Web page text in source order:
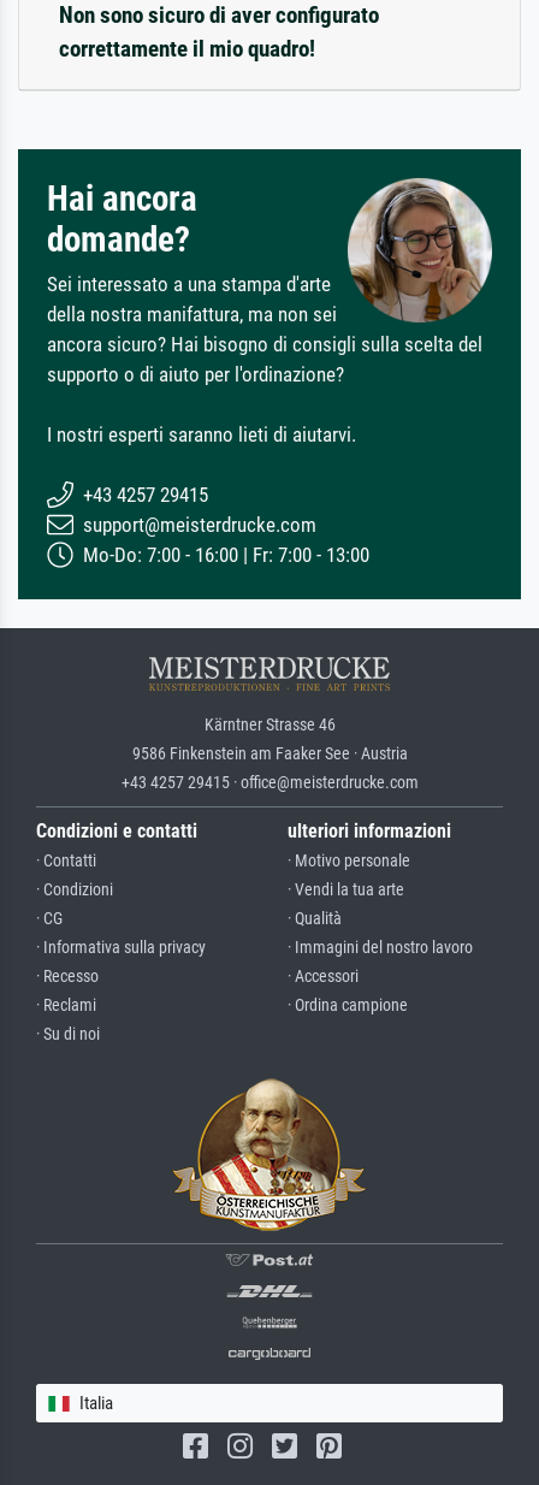
Non sono sicuro di aver configurato
correttamente il mio quadro!
Hai ancora
domande?
Sei interessato a una stampa d'arte
della nostra manifattura, ma non sei
ancora sicuro? Hai bisogno di consigli sulla scelta del
supporto o di aiuto per l'ordinazione?
I nostri esperti saranno lieti di aiutarvi.
+43 4257 29415
support@meisterdrucke.com
Mo-Do: 7:00 - 16:00 | Fr: 7:00 - 13:00
Kärntner Strasse 46
9586 Finkenstein am Faaker See · Austria
+43 4257 29415 · office@meisterdrucke.com
Condizioni e contatti
· Contatti
· Condizioni
· CG
· Informativa sulla privacy
· Recesso
· Reclami
· Su di noi
ulteriori informazioni
· Motivo personale
· Vendi la tua arte
· Qualità
· Immagini del nostro lavoro
· Accessori
· Ordina campione
Italia